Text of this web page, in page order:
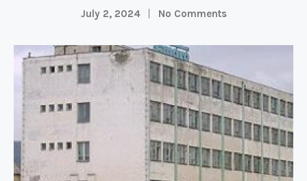
July 2, 2024 No Comments